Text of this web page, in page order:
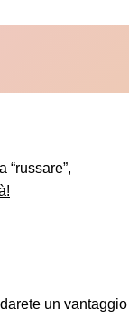
“russare”,
un vantaggio